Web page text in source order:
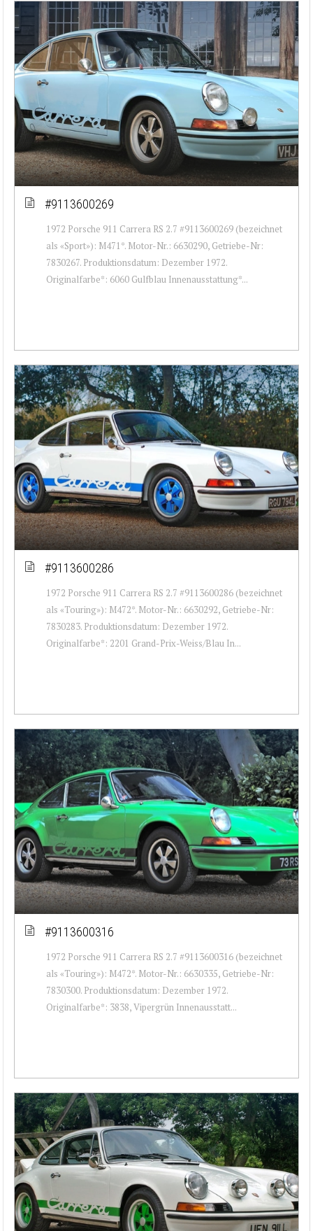
#9113600269
1972 Porsche 911 Carrera RS 2.7 #9113600269 (bezeichnet
als «Sport»): M471*. Motor-Nr.: 6630290, Getriebe-Nr:
7830267. Produktionsdatum: Dezember 1972.
Originalfarbe*: 6060 Gulfblau Innenausstattung*...
#9113600286
1972 Porsche 911 Carrera RS 2.7 #9113600286 (bezeichnet
als «Touring»): M472*. Motor-Nr.: 6630292, Getriebe-Nr:
7830283. Produktionsdatum: Dezember 1972.
Originalfarbe*: 2201 Grand-Prix-Weiss/Blau In...
#9113600316
1972 Porsche 911 Carrera RS 2.7 #9113600316 (bezeichnet
als «Touring»): M472*. Motor-Nr.: 6630335, Getriebe-Nr:
7830300. Produktionsdatum: Dezember 1972.
Originalfarbe*: 3838, Vipergrün Innenausstatt...